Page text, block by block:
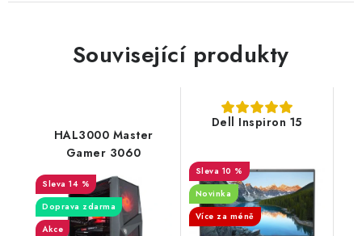
Související produkty
HAL3000 Master
Gamer 3060
14 %
Doprava zdarma
Akce
Dell Inspiron 15
10 %
Novinka
Více za méně